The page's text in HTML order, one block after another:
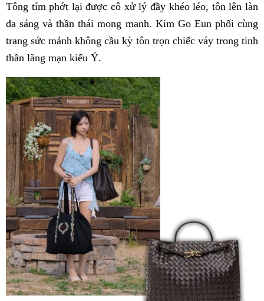
Tông tím phớt lại được cô xử lý đầy khéo léo, tôn lên làn
da sáng và thần thái mong manh. Kim Go Eun phối cùng
trang sức mảnh không cầu kỳ tôn trọn chiếc váy trong tinh
thần lãng mạn kiểu Ý.